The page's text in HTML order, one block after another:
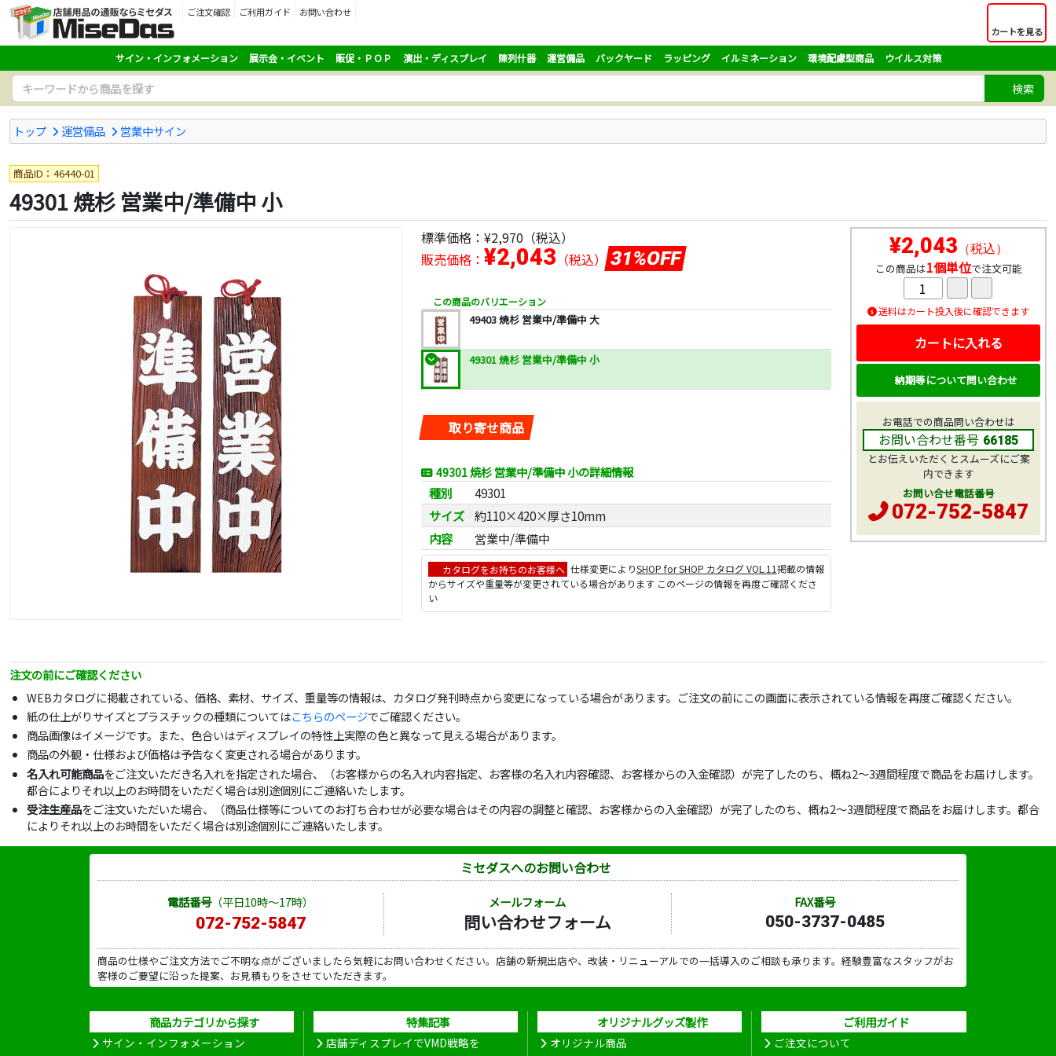
ご注文確認 ご利用ガイド
お問い合わせ
カートを見る
サイン・インフォメーション 展示会・イベント 販促・ＰＯＰ 演出・ディスプレイ 陳列什器 運営備品 バックヤード ラッピング イルミネーション 環境配慮型商品 ウイルス対策
検索
トップ 運営備品 営業中サイン
商品ID：46440-01
49301 焼杉 営業中/準備中 小
標準価格： ¥2,970 （税込）
販売価格： ¥2,043 （税込） 31%OFF
この商品のバリエーション
49403 焼杉 営業中/準備中 大
49301 焼杉 営業中/準備中 小
取り寄せ商品
49301 焼杉 営業中/準備中 小の詳細情報
種別
49301
サイズ 約110×420×厚さ10mm
内容
営業中/準備中
カタログをお持ちのお客様へ 仕様変更によりSHOP for SHOP カタログ VOL.11掲載の情報
からサイズや重量等が変更されている場合があります このページの情報を再度ご確認くださ
い
¥2,043 （税込）
この商品は1個単位で注文可能
送料はカート投入後に確認できます
カートに入れる
納期等について問い合わせ
お電話での商品問い合わせは
お問い合わせ番号 66185
とお伝えいただくとスムーズにご案
内できます
お問い合せ電話番号
072-752-5847
注文の前にご確認ください
WEBカタログに掲載されている、価格、素材、サイズ、重量等の情報は、カタログ発刊時点から変更になっている場合があります。ご注文の前にこの画面に表示されている情報を再度ご確認ください。
紙の仕上がりサイズとプラスチックの種類についてはこちらのページでご確認ください。
商品画像はイメージです。また、色合いはディスプレイの特性上実際の色と異なって見える場合があります。
商品の外観・仕様および価格は予告なく変更される場合があります。
名入れ可能商品をご注文いただき名入れを指定された場合、（お客様からの名入れ内容指定、お客様の名入れ内容確認、お客様からの入金確認）が完了したのち、概ね2～3週間程度で商品をお届けします。
都合によりそれ以上のお時間をいただく場合は別途個別にご連絡いたします。
受注生産品をご注文いただいた場合、（商品仕様等についてのお打ち合わせが必要な場合はその内容の調整と確認、お客様からの入金確認）が完了したのち、概ね2～3週間程度で商品をお届けします。都合
によりそれ以上のお時間をいただく場合は別途個別にご連絡いたします。
ミセダスへのお問い合わせ
電話番号（平日10時～17時）
072-752-5847
メールフォーム
問い合わせフォーム
FAX番号
050-3737-0485
商品の仕様やご注文方法でご不明な点がございましたら気軽にお問い合わせください。店舗の新規出店や、改装・リニューアルでの一括導入のご相談も承ります。経験豊富なスタッフがお
客様のご要望に沿った提案、お見積もりをさせていただきます。
商品カテゴリから探す
サイン・インフォメーション
特集記事
店舗ディスプレイでVMD戦略を
オリジナルグッズ製作
オリジナル商品
ご利用ガイド
ご注文について